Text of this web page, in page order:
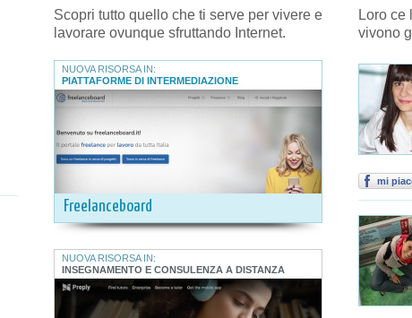
Scopri tutto quello che ti serve per vivere e
lavorare ovunque sfruttando Internet.
Freelanceboard
NUOVA RISORSA IN:
PIATTAFORME DI INTERMEDIAZIONE
NUOVA RISORSA IN:
INSEGNAMENTO E CONSULENZA A DISTANZA
Loro ce
vivono
mi